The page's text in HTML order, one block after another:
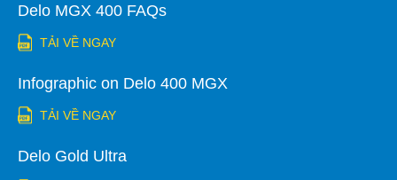
Delo MGX 400 FAQs
TẢI VỀ NGAY
Infographic on Delo 400 MGX
TẢI VỀ NGAY
Delo Gold Ultra